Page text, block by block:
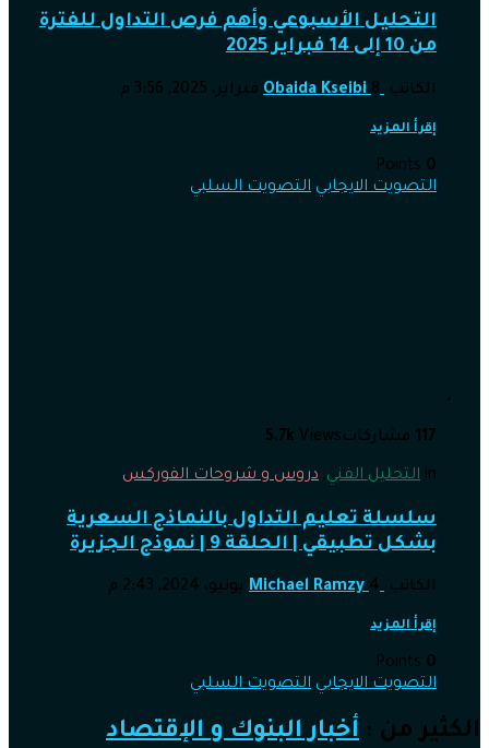
التحليل الأسبوعي وأهم فرص التداول للفترة
من 10 إلى 14 فبراير 2025
الكاتب Obaida Kseibi 8 فبراير، 2025, 3:56 م
إقرأ المزيد
0
التصويت الايجابي التصويت السلبي
117 مشاركات 5.7k Views
in التحليل الفني دروس و شروحات الفوركس
سلسلة تعليم التداول بالنماذج السعرية
بشكل تطبيقي | الحلقة 9 | نموذج الجزيرة
الكاتب Michael Ramzy 4 يونيو، 2024, 2:43 م
إقرأ المزيد
0
التصويت الايجابي التصويت السلبي
الكثير من : أخبار البنوك و الإقتصاد